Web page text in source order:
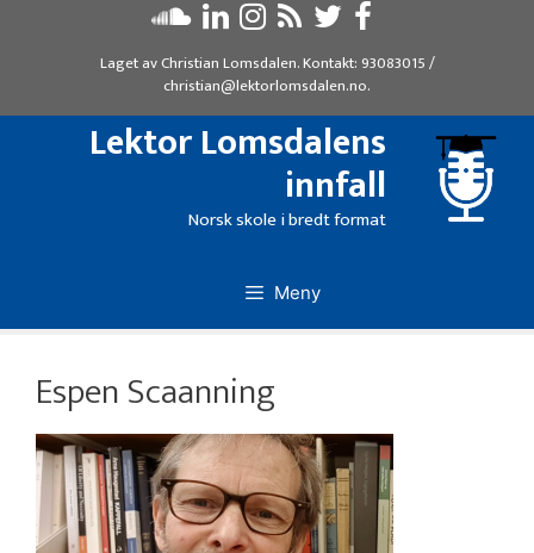
Laget avChristian Lomsdalen. Kontakt: 93083015/
christian@lektorlomsdalen.no.
Lektor Lomsdalens
innfall
Norsk skole i bredt format
Meny
Espen Scaanning